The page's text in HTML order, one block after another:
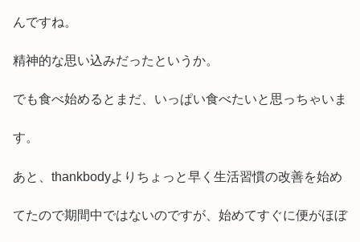
んですね。
精神的な思い込みだったというか。
でも食べ始めるとまだ、いっぱい食べたいと思っちゃいま
す。
あと、thankbodyよりちょっと早く生活習慣の改善を始め
てたので期間中ではないのですが、始めてすぐに便がほぼ